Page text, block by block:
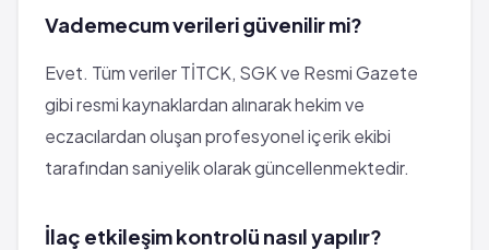
Vademecum verileri güvenilir mi?
Evet. Tüm veriler TİTCK, SGK ve Resmi Gazete
gibi resmi kaynaklardan alınarak hekim ve
eczacılardan oluşan profesyonel içerik ekibi
tarafından saniyelik olarak güncellenmektedir.
İlaç etkileşim kontrolü nasıl yapılır?